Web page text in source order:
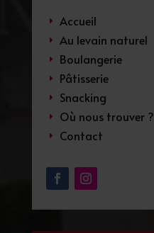
E Accueil
E Au levain naturel
E Boulangerie
E Pâtisserie
E Snacking
E Où nous trouver ?
E Contact